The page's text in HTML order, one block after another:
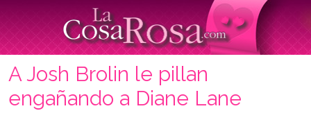
A Josh Brolin le pillan
engañando a Diane Lane